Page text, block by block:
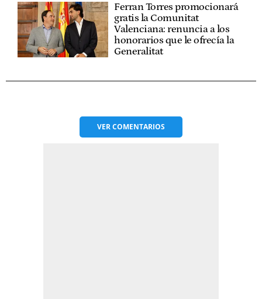
Ferran Torres promocionará
gratis la Comunitat
Valenciana: renuncia a los
honorarios que le ofrecía la
Generalitat
VERCOMENTARIOS